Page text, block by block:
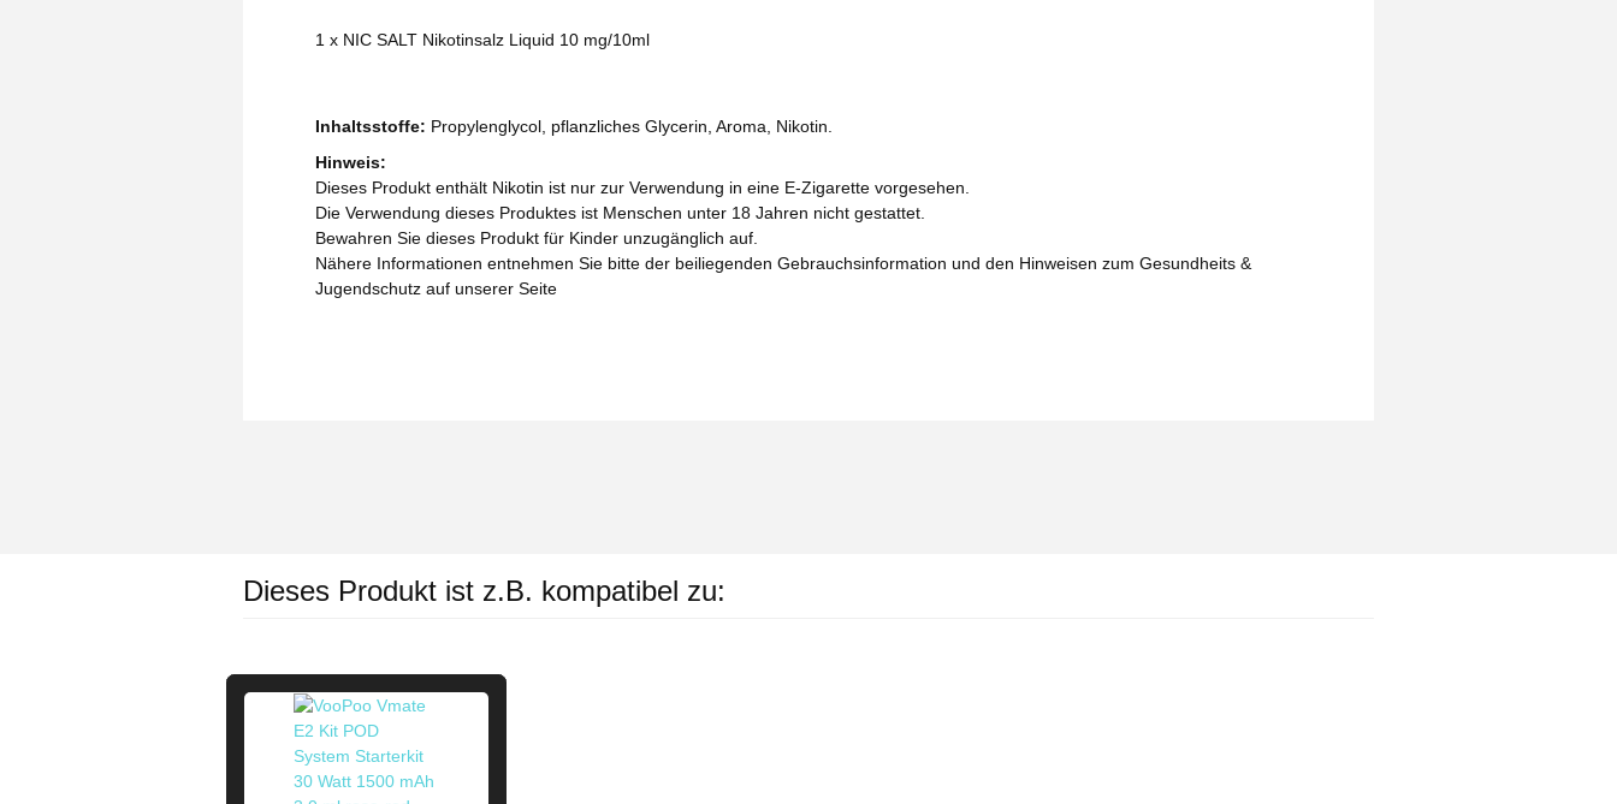
1 x NIC SALT Nikotinsalz Liquid 10 mg/10ml
Inhaltsstoffe: Propylenglycol, pflanzliches Glycerin, Aroma, Nikotin.
Hinweis:
Dieses Produkt enthält Nikotin ist nur zur Verwendung in eine E-Zigarette vorgesehen.
Die Verwendung dieses Produktes ist Menschen unter 18 Jahren nicht gestattet.
Bewahren Sie dieses Produkt für Kinder unzugänglich auf.
Nähere Informationen entnehmen Sie bitte der beiliegenden Gebrauchsinformation und den Hinweisen zum Gesundheits &
Jugendschutz auf unserer Seite
Dieses Produkt ist z.B. kompatibel zu: